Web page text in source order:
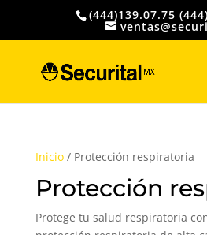
(444)139.07.75
productos
Inicio/ Protección respiratoria
Protección
Protege tu salud respiratoria